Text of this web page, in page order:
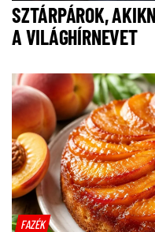
SZTÁRPÁROK,
A VILÁGHÍRNEVET
FAZÉK